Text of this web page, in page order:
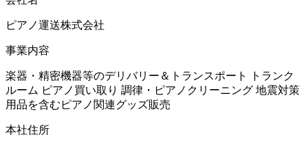
ピアノ運送株式会社
事業内容
楽器・精密機器等のデリバリー＆トランスポート トランク
ルーム ピアノ買い取り 調律・ピアノクリーニング 地震対策
用品を含むピアノ関連グッズ販売
本社住所